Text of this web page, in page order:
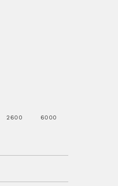
2600 6000